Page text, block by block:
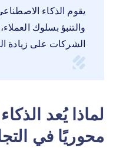
يقوم الذكاء
والتنبؤ بسلوك
الشركات على زيادة
لماذا يُعد
محوريًا في